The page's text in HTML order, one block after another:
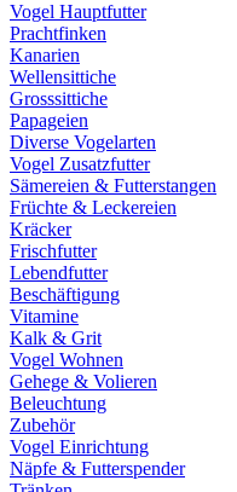
Vogel Hauptfutter
Prachtfinken
Kanarien
Wellensittiche
Grosssittiche
Papageien
Diverse Vogelarten
Vogel Zusatzfutter
Sämereien & Futterstangen
Früchte & Leckereien
Kräcker
Frischfutter
Lebendfutter
Beschäftigung
Vitamine
Kalk & Grit
Vogel Wohnen
Gehege & Volieren
Beleuchtung
Zubehör
Vogel Einrichtung
Näpfe & Futterspender